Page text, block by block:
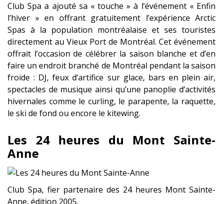
Club Spa a ajouté sa « touche » à l’événement « Enfin
l’hiver » en offrant gratuitement l’expérience Arctic
Spas à la population montréalaise et ses touristes
directement au Vieux Port de Montréal. Cet événement
offrait l’occasion de célébrer la saison blanche et d’en
faire un endroit branché de Montréal pendant la saison
froide : DJ, feux d’artifice sur glace, bars en plein air,
spectacles de musique ainsi qu’une panoplie d’activités
hivernales comme le curling, le parapente, la raquette,
le ski de fond ou encore le kitewing.
Les 24 heures du Mont Sainte-
Anne
Club Spa, fier partenaire des 24 heures Mont Sainte-
Anne, édition 2005.